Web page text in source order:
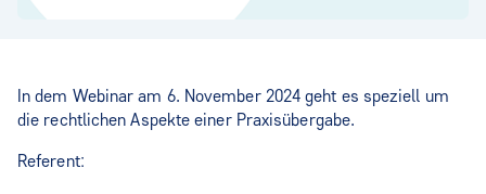
In dem Webinar am 6. November 2024 geht es speziell um
die rechtlichen Aspekte einer Praxisübergabe.
Referent: